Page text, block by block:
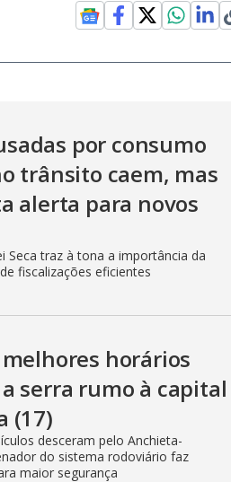
por consumo
trânsito caem, mas
alerta para novos
Seca traz à tona a importância da
fiscalizações eficientes
melhores horários
serra rumo à capital
(17)
desceram pelo Anchieta-
do sistema rodoviário faz
maior segurança